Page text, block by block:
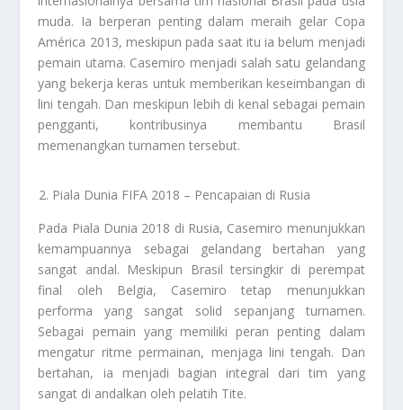
muda. Ia berperan penting dalam meraih gelar Copa
América 2013, meskipun pada saat itu ia belum menjadi
pemain utama. Casemiro menjadi salah satu gelandang
yang bekerja keras untuk memberikan keseimbangan di
lini tengah. Dan meskipun lebih di kenal sebagai pemain
pengganti, kontribusinya membantu Brasil
memenangkan turnamen tersebut.
Piala Dunia FIFA 2018 – Pencapaian di Rusia
Pada Piala Dunia 2018 di Rusia, Casemiro menunjukkan
kemampuannya sebagai gelandang bertahan yang
sangat andal. Meskipun Brasil tersingkir di perempat
final oleh Belgia, Casemiro tetap menunjukkan
performa yang sangat solid sepanjang turnamen.
Sebagai pemain yang memiliki peran penting dalam
mengatur ritme permainan, menjaga lini tengah. Dan
bertahan, ia menjadi bagian integral dari tim yang
sangat di andalkan oleh pelatih Tite.